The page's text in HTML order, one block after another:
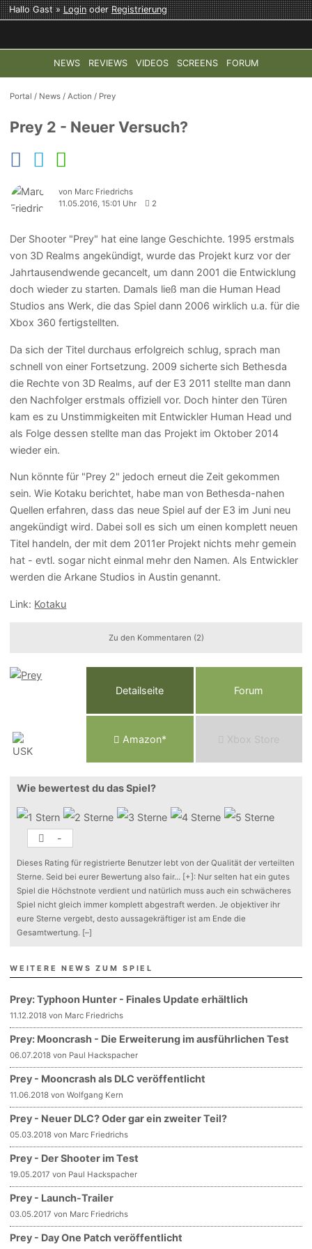
Hallo Gast »LoginoderRegistrierung
NEWS REVIEWS VIDEOS SCREENS FORUM
TOP-THEMEN: COD: MODERN WARFARE 4 HALO:
Portal / News /Action / Prey
Prey 2 - Neuer Versuch?
von Marc Friedrichs
11.05.2016, 15:01 Uhr
2
Der Shooter "Prey" hat eine lange Geschichte. 1995 erstmals
von 3D Realms angekündigt, wurde das Projekt kurz vor der
Jahrtausendwende gecancelt, um dann 2001 die Entwicklung
doch wieder zu starten. Damals ließ man die Human Head
Studios ans Werk, die das Spiel dann 2006 wirklich u.a. für die
Xbox 360 fertigstellten.
Da sich der Titel durchaus erfolgreich schlug, sprach man
schnell von einer Fortsetzung. 2009 sicherte sich Bethesda
die Rechte von 3D Realms, auf der E3 2011 stellte man dann
den Nachfolger erstmals offiziell vor. Doch hinter den Türen
kam es zu Unstimmigkeiten mit Entwickler Human Head und
als Folge dessen stellte man das Projekt im Oktober 2014
wieder ein.
Nun könnte für "Prey 2" jedoch erneut die Zeit gekommen
sein. Wie Kotaku berichtet, habe man von Bethesda-nahen
Quellen erfahren, dass das neue Spiel auf der E3 im Juni neu
angekündigt wird. Dabei soll es sich um einen komplett neuen
Titel handeln, der mit dem 2011er Projekt nichts mehr gemein
hat - evtl. sogar nicht einmal mehr den Namen. Als Entwickler
werden die Arkane Studios in Austin genannt.
Link: Kotaku
Zu den Kommentaren (2)
Detailseite Forum
Amazon* Xbox Store
Wie bewertest du das Spiel?
-
Dieses Rating für registrierte Benutzer lebt von der Qualität der verteilten
Sterne. Seid bei eurer Bewertung also fair... [+] : Nur selten hat ein gutes
Spiel die Höchstnote verdient und natürlich muss auch ein schwächeres
Spiel nicht gleich immer komplett abgestraft werden. Je objektiver ihr
eure Sterne vergebt, desto aussagekräftiger ist am Ende die
Gesamtwertung. [–]
WEITERE NEWS ZUM SPIEL
Prey: Typhoon Hunter - Finales Update erhältlich
11.12.2018 von Marc Friedrichs
Prey: Mooncrash - Die Erweiterung im ausführlichen Test
06.07.2018 von Paul Hackspacher
Prey - Mooncrash als DLC veröffentlicht
11.06.2018 von Wolfgang Kern
Prey - Neuer DLC? Oder gar ein zweiter Teil?
05.03.2018 von Marc Friedrichs
Prey - Der Shooter im Test
19.05.2017 von Paul Hackspacher
Prey - Launch-Trailer
03.05.2017 von Marc Friedrichs
Prey - Day One Patch veröffentlicht